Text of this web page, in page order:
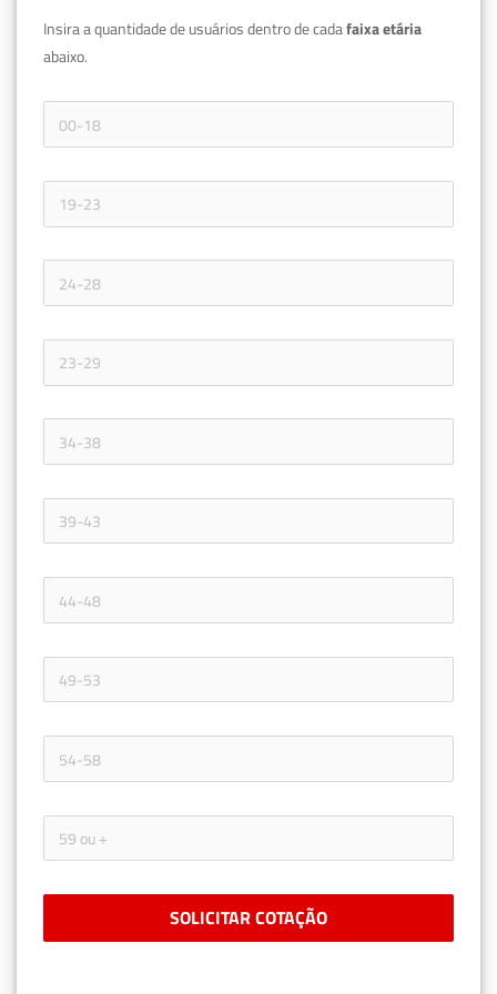
Insira a quantidade de usuários dentro de cada
abaixo.
SOLICITAR COTAÇÃO